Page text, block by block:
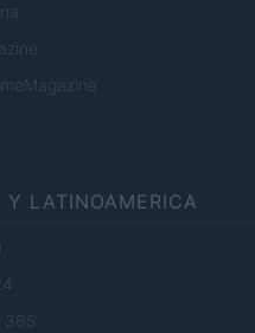
Y LATINOAMERICA
365